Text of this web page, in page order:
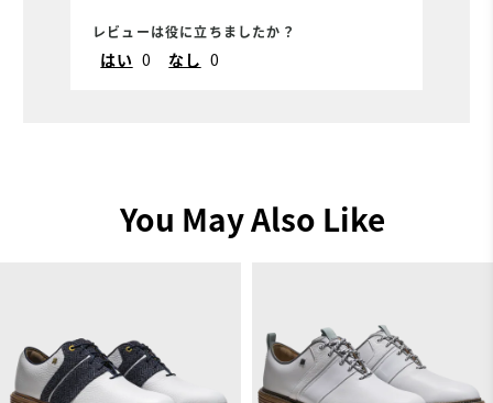
レビューは役に立ちましたか？
はい 0 なし 0
You May Also Like